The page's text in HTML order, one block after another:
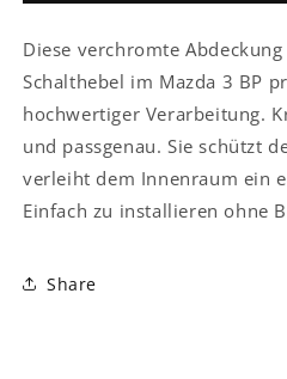
Diese verchromte
Schalthebel im Mazda 3 BP
hochwertiger Verarbeitung.
und passgenau. Sie schützt
verleiht dem Innenraum ein
Einfach zu installieren ohne
Share